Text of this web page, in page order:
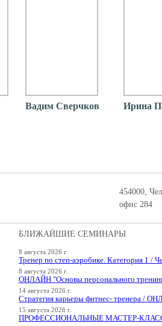
Вадим Сверчков Ирина
454000,
офис 284
БЛИЖАЙШИЕ СЕМИНАРЫ
8 августа 2026 г.
Тренер по степ-аэробике. Категория 1 /
8 августа 2026 г.
ОНЛАЙН "Основы персонального
14 августа 2026 г.
Стратегия карьеры фитнес- тренера /
15 августа 2026 г.
ПРОФЕССИОНАЛЬНЫЕ МАСТЕР-